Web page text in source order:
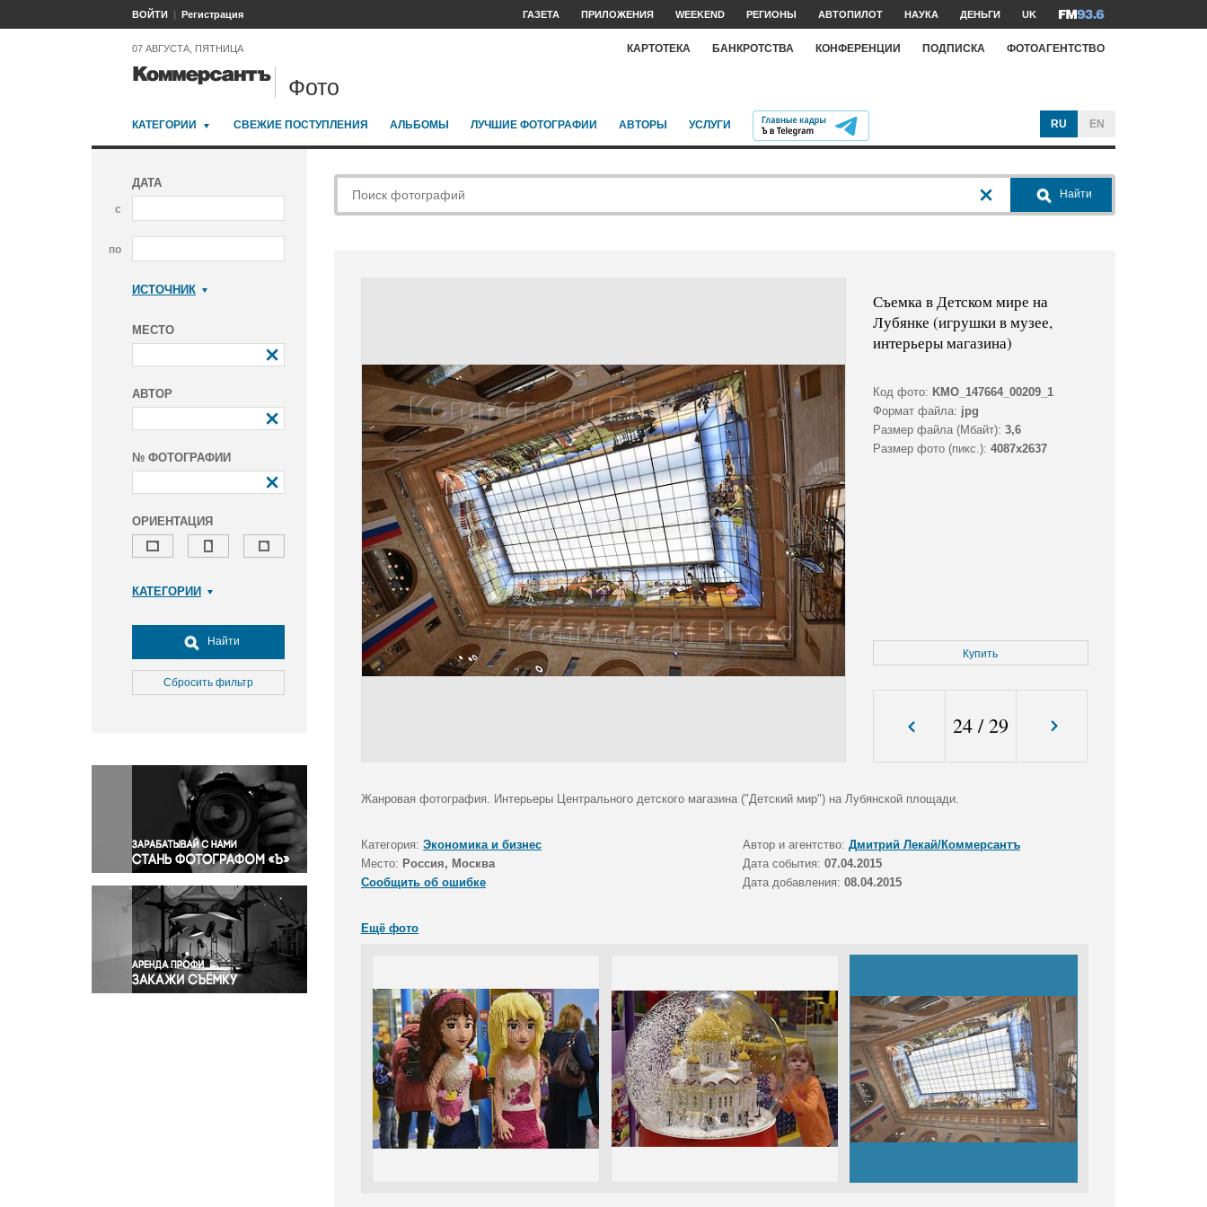
ВОЙТИ Регистрация ГАЗЕТА ПРИЛОЖЕНИЯ WEEKEND РЕГИОНЫ АВТОПИЛОТ НАУКА ДЕНЬГИ UK
07 АВГУСТА, ПЯТНИЦА КАРТОТЕКА БАНКРОТСТВА КОНФЕРЕНЦИИ ПОДПИСКА ФОТОАГЕНТСТВО
Фото
КАТЕГОРИИ СВЕЖИЕ ПОСТУПЛЕНИЯ АЛЬБОМЫ ЛУЧШИЕ ФОТОГРАФИИ АВТОРЫ УСЛУГИ RU EN
ДАТА
с
по
ИСТОЧНИК
МЕСТО
АВТОР
№ ФОТОГРАФИИ
ОРИЕНТАЦИЯ
КАТЕГОРИИ
Досуг, туризм и отдых
Культура
Медицина
Окружающая среда
Политика
Правосудие
Происшествия и конфликты
Религия
Светская жизнь
Спорт
Экология
Экономика и бизнес
Найти
Сбросить фильтр
Найти
Съемка в Детском мире на
Лубянке (игрушки в музее,
интерьеры магазина)
Код фото: KMO_147664_00209_1
Формат файла: jpg
Размер файла (Мбайт): 3,6
Размер фото (пикс.): 4087x2637
Купить
24/29
Жанровая фотография. Интерьеры Центрального детского магазина ("Детский мир") на Лубянской площади.
Категория: Экономика и бизнес Автор и агентство: Дмитрий Лекай/Коммерсантъ
Место: Россия, Москва Дата события: 07.04.2015
Сообщить об ошибке
Дата добавления: 08.04.2015
Ещё фото